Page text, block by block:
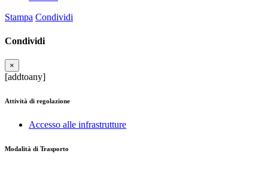
Stampa Condividi
Condividi
×
[addtoany]
Attività di regolazione
Accesso alle infrastrutture
Modalità di Trasporto